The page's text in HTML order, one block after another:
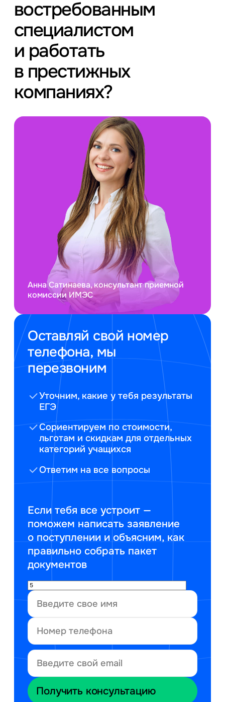
востребованным
специалистом
и работать
в престижных
компаниях?
Оставляй свой номер
телефона, мы
перезвоним
Уточним, какие у тебя результаты
ЕГЭ
Сориентируем по стоимости,
льготам и скидкам для отдельных
категорий учащихся
Ответим на все вопросы
Если тебя все устроит —
поможем написать заявление
о поступлении и объясним, как
правильно собрать пакет
документов
Анна Сатинаева, консультант приемной
комиссии ИМЭС